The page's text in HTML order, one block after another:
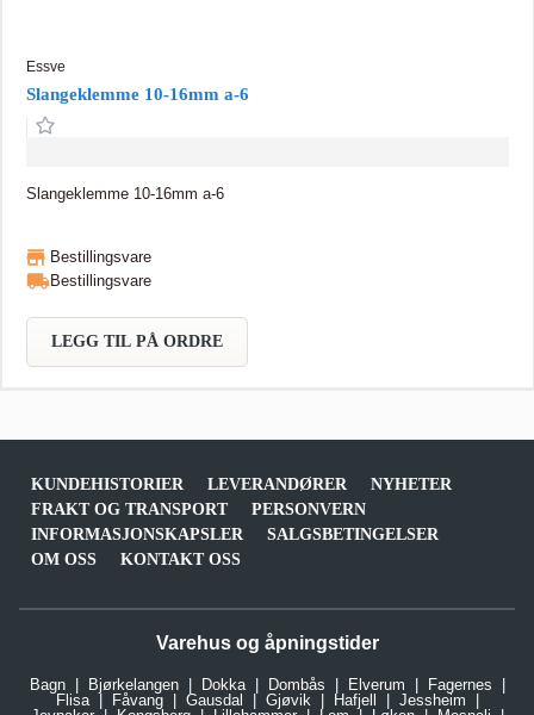
Essve
Slangeklemme 10-16mm a-6
Slangeklemme 10-16mm a-6
Bestillingsvare
Bestillingsvare
LEGG TIL PÅ ORDRE
KUNDEHISTORIER LEVERANDØRER
NYHETER
FRAKT OG TRANSPORT
PERSONVERN
INFORMASJONSKAPSLER
SALGSBETINGELSER
OM OSS
KONTAKT OSS
Varehus og åpningstider
Bagn Bjørkelangen Dokka Dombås Elverum
Fagernes
Flisa
Fåvang Gausdal Gjøvik Hafjell
Jessheim